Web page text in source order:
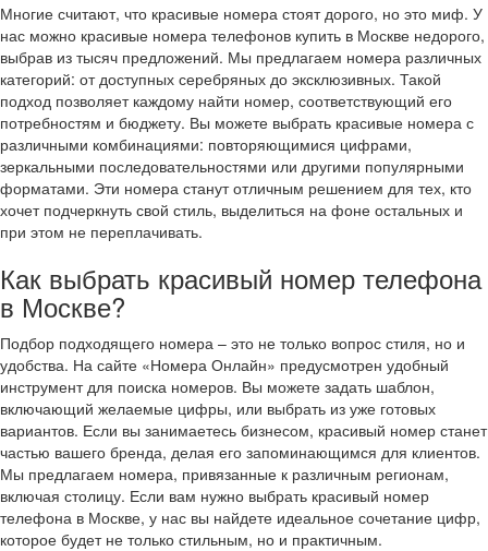
Многие считают, что красивые номера стоят дорого, но это миф. У
нас можно красивые номера телефонов купить в Москве недорого,
выбрав из тысяч предложений. Мы предлагаем номера различных
категорий: от доступных серебряных до эксклюзивных. Такой
подход позволяет каждому найти номер, соответствующий его
потребностям и бюджету. Вы можете выбрать красивые номера с
различными комбинациями: повторяющимися цифрами,
зеркальными последовательностями или другими популярными
форматами. Эти номера станут отличным решением для тех, кто
хочет подчеркнуть свой стиль, выделиться на фоне остальных и
при этом не переплачивать.
Как выбрать красивый номер телефона
в Москве?
Подбор подходящего номера – это не только вопрос стиля, но и
удобства. На сайте «Номера Онлайн» предусмотрен удобный
инструмент для поиска номеров. Вы можете задать шаблон,
включающий желаемые цифры, или выбрать из уже готовых
вариантов. Если вы занимаетесь бизнесом, красивый номер станет
частью вашего бренда, делая его запоминающимся для клиентов.
Мы предлагаем номера, привязанные к различным регионам,
включая столицу. Если вам нужно выбрать красивый номер
телефона в Москве, у нас вы найдете идеальное сочетание цифр,
которое будет не только стильным, но и практичным.